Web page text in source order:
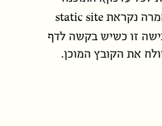
נקראת static site
זו כשיש בקשה לדף
את הקובץ המוכן.